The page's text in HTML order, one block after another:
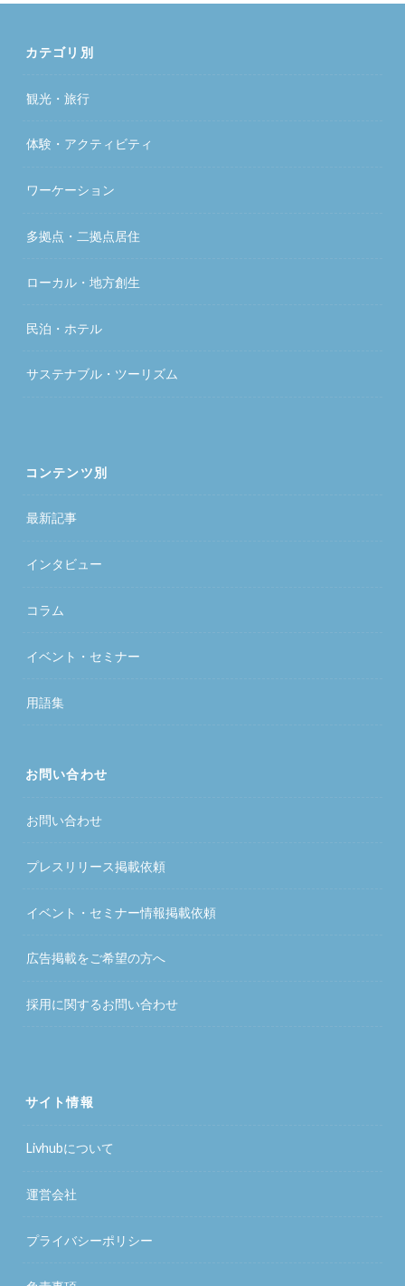
カテゴリ別
観光・旅行
体験・アクティビティ
ワーケーション
多拠点・二拠点居住
ローカル・地方創生
民泊・ホテル
サステナブル・ツーリズム
コンテンツ別
最新記事
インタビュー
コラム
イベント・セミナー
用語集
お問い合わせ
お問い合わせ
プレスリリース掲載依頼
イベント・セミナー情報掲載依頼
広告掲載をご希望の方へ
採用に関するお問い合わせ
サイト情報
Livhubについて
運営会社
プライバシーポリシー